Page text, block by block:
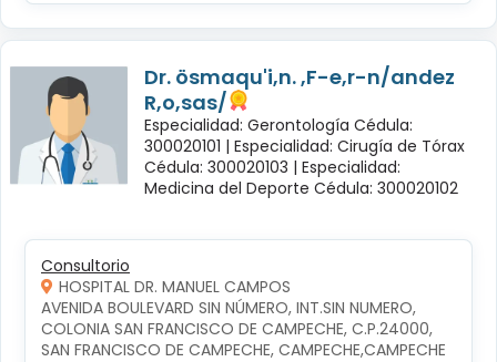
Dr. ösmaqu'i,n. ,F-e,r-n/andez
R,o,sas/
Especialidad: Gerontología Cédula:
300020101 | Especialidad: Cirugía de Tórax
Cédula: 300020103 | Especialidad:
Medicina del Deporte Cédula: 300020102
Consultorio
HOSPITAL DR. MANUEL CAMPOS
AVENIDA BOULEVARD SIN NÚMERO, INT.SIN NUMERO,
COLONIA SAN FRANCISCO DE CAMPECHE, C.P.24000,
SAN FRANCISCO DE CAMPECHE, CAMPECHE,CAMPECHE